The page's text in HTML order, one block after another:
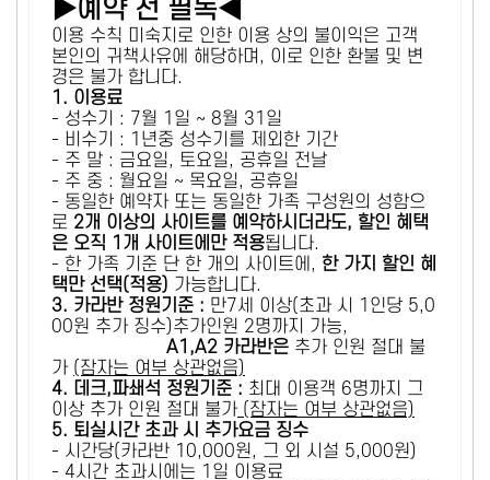
▶예약 전 필독◀
이용 수칙 미숙지로 인한 이용 상의 불이익은 고객
본인의 귀책사유에 해당하며, 이로 인한 환불 및 변
경은 불가 합니다.
1. 이용료
- 성수기 : 7월 1일 ~ 8월 31일
- 비수기 : 1년중 성수기를 제외한 기간
- 주 말 : 금요일, 토요일, 공휴일 전날
- 주 중 : 월요일 ~ 목요일, 공휴일
- 동일한 예약자 또는 동일한 가족 구성원의 성함으
로 2개 이상의 사이트를 예약하시더라도, 할인 혜택
은 오직 1개 사이트에만 적용됩니다.
- 한 가족 기준 단 한 개의 사이트에, 한 가지 할인 혜
택만 선택(적용) 가능합니다.
3. 카라반 정원기준 : 만7세 이상(초과 시 1인당 5,0
00원 추가 징수)추가인원 2명까지 가능,
A1,A2 카라반은 추가 인원 절대 불
가 (잠자는 여부 상관없음)
4. 데크,파쇄석 정원기준 : ​최대 이용객 6명까지 그
이상 추가 인원 절대 불가 (잠자는 여부 상관없음)
5. 퇴실시간 초과 시 추가요금 징수
- 시간당(카라반 10,000원, 그 외 시설 5,000원)
- 4시간 초과시에는 1일 이용료